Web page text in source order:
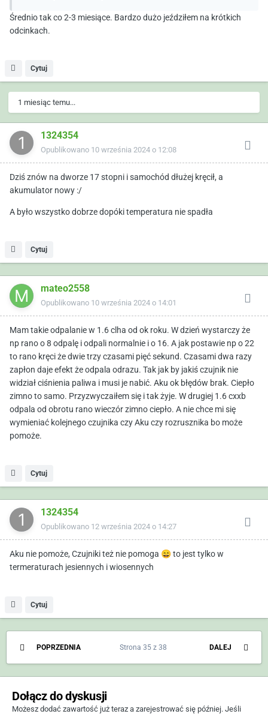
Średnio tak co 2-3 miesiące. Bardzo dużo jeździłem na krótkich
odcinkach.
Cytuj
1 miesiąc temu...
1324354
Opublikowano 10 września 2024 o 12:08
Dziś znów na dworze 17 stopni i samochód dłużej kręcił, a
akumulator nowy :/
A było wszystko dobrze dopóki temperatura nie spadła
Cytuj
mateo2558
Opublikowano 10 września 2024 o 14:01
Mam takie odpalanie w 1.6 clha od ok roku. W dzień wystarczy że
np rano o 8 odpalę i odpali normalnie i o 16. A jak postawie np o 22
to rano kręci że dwie trzy czasami pięć sekund. Czasami dwa razy
zapłon daje efekt że odpala odrazu. Tak jak by jakiś czujnik nie
widział ciśnienia paliwa i musi je nabić. Aku ok błędów brak. Ciepło
zimno to samo. Przyzwyczaiłem się i tak żyje. W drugiej 1.6 cxxb
odpala od obrotu rano wieczór zimno ciepło. A nie chce mi się
wymieniać kolejnego czujnika czy Aku czy rozrusznika bo może
pomoże.
Cytuj
1324354
Opublikowano 12 września 2024 o 14:27
Aku nie pomoże, Czujniki też nie pomoga 😄to jest tylko w
termeraturach jesiennych i wiosennych
Cytuj
POPRZEDNIA DALEJ
Strona 35 z 38
Dołącz do dyskusji
Możesz dodać zawartość już teraz a zarejestrować się później. Jeśli